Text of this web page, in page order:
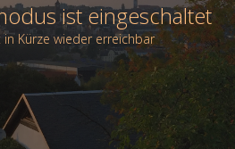
ist eingeschaltet
in Kürze wieder erreichbar